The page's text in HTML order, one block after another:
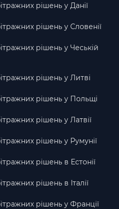
рішень у Данії
рішень у Словенії
рішень у Чеській
рішень у Литві
рішень у Польщі
рішень у Латвії
рішень у Румунії
рішень в Естонії
рішень в Італії
рішень у Франції